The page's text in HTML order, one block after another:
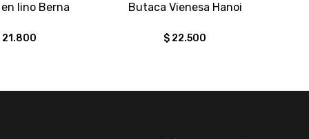
lino Berna
21.800
Butaca Vienesa Hanoi
$ 22.500